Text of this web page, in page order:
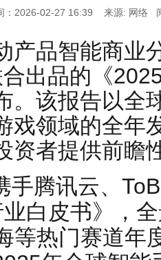
：2026-02-27 16:39 来源: 网络
产品智能商业
出品的《
。该报告以全
戏领域的全年
资者提供前瞻